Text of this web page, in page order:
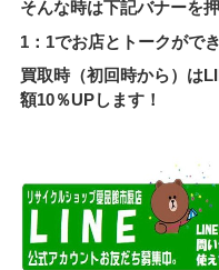
そんな時は下記バナーを
1：1でお店とトークがで
買取時（初回時から）は
額10％UPします！